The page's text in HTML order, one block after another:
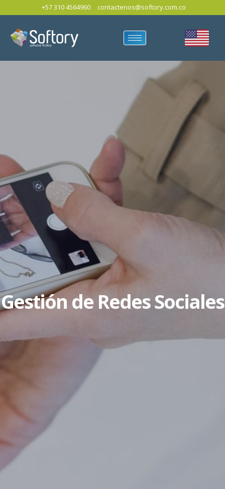
+57 310 4564960 contactenos@softory.com.co
Gestión de Redes Sociales